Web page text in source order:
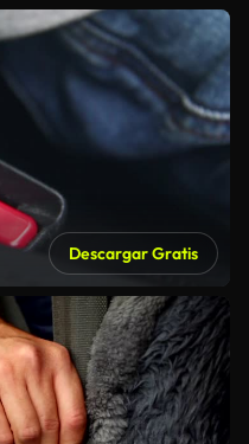
Descargar Gratis